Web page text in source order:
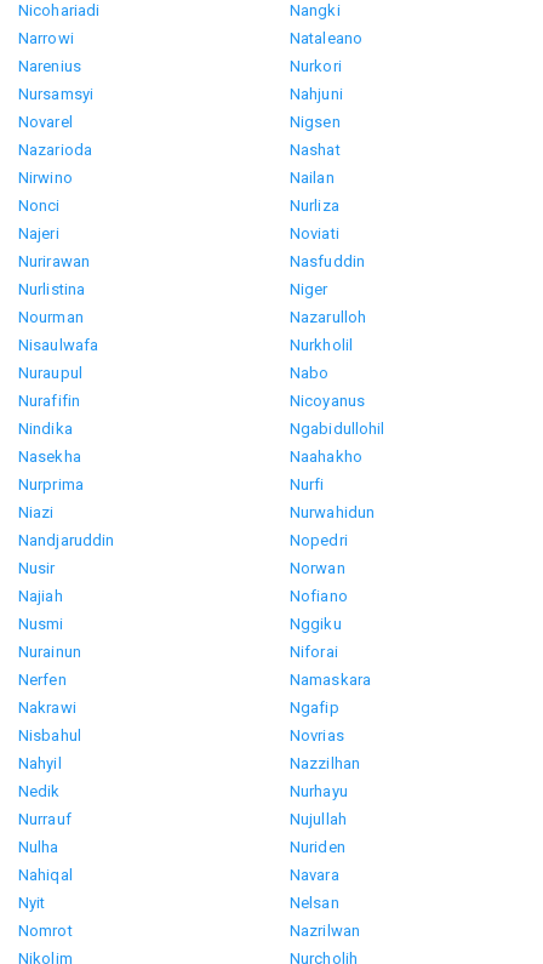
Nicohariadi
Narrowi
Narenius
Nursamsyi
Novarel
Nazarioda
Nirwino
Nonci
Najeri
Nurirawan
Nurlistina
Nourman
Nisaulwafa
Nuraupul
Nurafifin
Nindika
Nasekha
Nurprima
Niazi
Nandjaruddin
Nusir
Najiah
Nusmi
Nurainun
Nerfen
Nakrawi
Nisbahul
Nahyil
Nedik
Nurrauf
Nulha
Nahiqal
Nyit
Nomrot
Nikolim
Nangki
Nataleano
Nurkori
Nahjuni
Nigsen
Nashat
Nailan
Nurliza
Noviati
Nasfuddin
Niger
Nazarulloh
Nurkholil
Nabo
Nicoyanus
Ngabidullohil
Naahakho
Nurfi
Nurwahidun
Nopedri
Norwan
Nofiano
Nggiku
Niforai
Namaskara
Ngafip
Novrias
Nazzilhan
Nurhayu
Nujullah
Nuriden
Navara
Nelsan
Nazrilwan
Nurcholih